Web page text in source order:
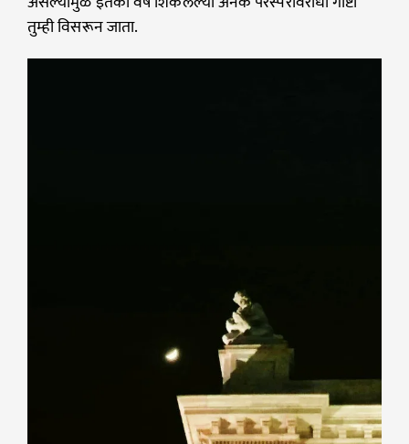
तुम्ही विसरून जाता.